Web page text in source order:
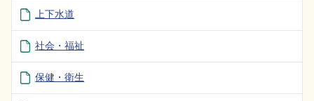
上下水道
社会・福祉
保健・衛生